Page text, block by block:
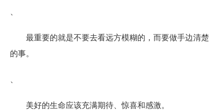
最重要的就是不要去看远方模糊的，而要做手边清楚
的事。
美好的生命应该充满期待、惊喜和感激。